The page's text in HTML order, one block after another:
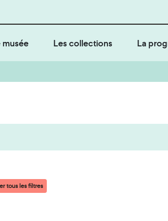
musée Les collections La
tous les filtres